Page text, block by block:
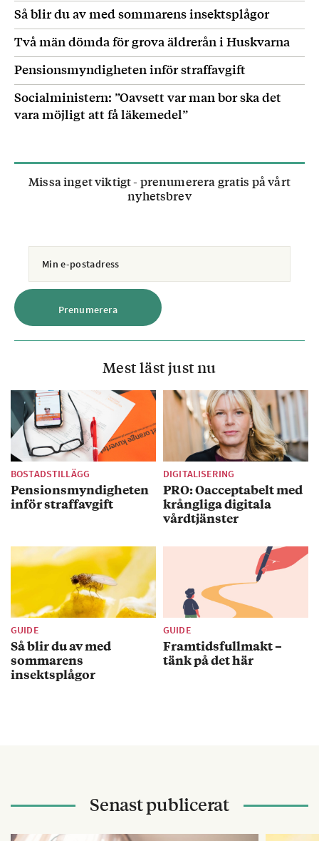
skötsel.
Föreningsformen innebär att hyrorna sätts
enligt föreningens självkostnadspris, och ger
möjlighet att få lägre hyror genom
medlemmarnas egna arbetsinsatser i huset.
Så blir du av med sommarens insektsplågor
Två män dömda för grova äldrerån i Huskvarna
Pensionsmyndigheten inför straffavgift
Socialministern: ”Oavsett var man bor ska det
vara möjligt att få läkemedel”
Missa inget viktigt - prenumerera gratis på vårt
nyhetsbrev
Mest läst just nu
BOSTADSTILLÄGG
Pensionsmyndigheten
inför straffavgift
DIGITALISERING
PRO: Oacceptabelt med
krångliga digitala
vårdtjänster
GUIDE
Så blir du av med
sommarens
insektsplågor
GUIDE
Framtidsfullmakt –
tänk på det här
Senast publicerat